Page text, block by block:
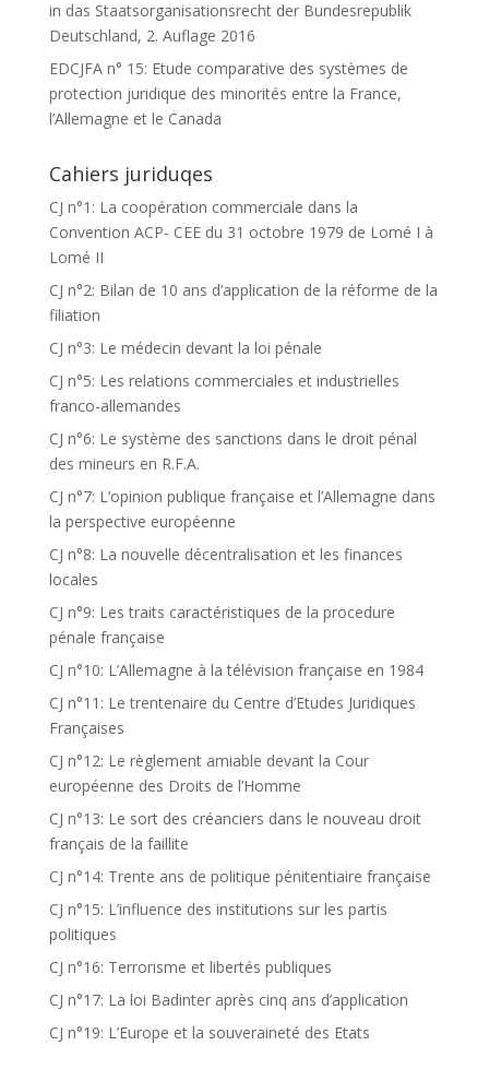
in das Staatsorganisationsrecht der Bundesrepublik
Deutschland, 2. Auflage 2016
EDCJFA n° 15: Etude comparative des systèmes de
protection juridique des minorités entre la France,
l’Allemagne et le Canada
Cahiers juriduqes
CJ n°1: La coopération commerciale dans la
Convention ACP- CEE du 31 octobre 1979 de Lomé I à
Lomé II
CJ n°2: Bilan de 10 ans d’application de la réforme de la
filiation
CJ n°3: Le médecin devant la loi pénale
CJ n°5: Les relations commerciales et industrielles
franco-allemandes
CJ n°6: Le système des sanctions dans le droit pénal
des mineurs en R.F.A.
CJ n°7: L’opinion publique française et l’Allemagne dans
la perspective européenne
CJ n°8: La nouvelle décentralisation et les finances
locales
CJ n°9: Les traits caractéristiques de la procedure
pénale française
CJ n°10: L’Allemagne à la télévision française en 1984
CJ n°11: Le trentenaire du Centre d’Etudes Juridiques
Françaises
CJ n°12: Le règlement amiable devant la Cour
européenne des Droits de l’Homme
CJ n°13: Le sort des créanciers dans le nouveau droit
français de la faillite
CJ n°14: Trente ans de politique pénitentiaire française
CJ n°15: L’influence des institutions sur les partis
politiques
CJ n°16: Terrorisme et libertés publiques
CJ n°17: La loi Badinter après cinq ans d’application
CJ n°19: L’Europe et la souveraineté des Etats